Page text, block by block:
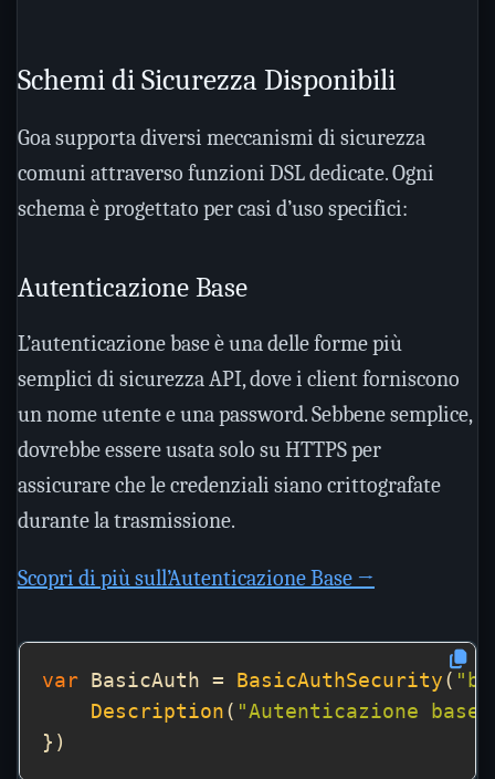
Schemi di Sicurezza Disponibili
Goa supporta diversi meccanismi di sicurezza
comuni attraverso funzioni DSL dedicate. Ogni
schema è progettato per casi d’uso specifici:
Autenticazione Base
L’autenticazione base è una delle forme più
semplici di sicurezza API, dove i client forniscono
un nome utente e una password. Sebbene semplice,
dovrebbe essere usata solo su HTTPS per
assicurare che le credenziali siano crittografate
durante la trasmissione.
Scopri di più sull’Autenticazione Base →
var BasicAuth = BasicAuthSecurity (
Description ( "Autenticazione base